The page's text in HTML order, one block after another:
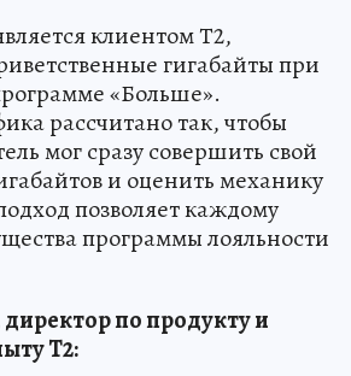
клиентом Т2,
гигабайты при
«Больше».
рассчитано так, чтобы
мог сразу совершить свой
и оценить механику
позволяет каждому
программы лояльности
по продукту и
T2: